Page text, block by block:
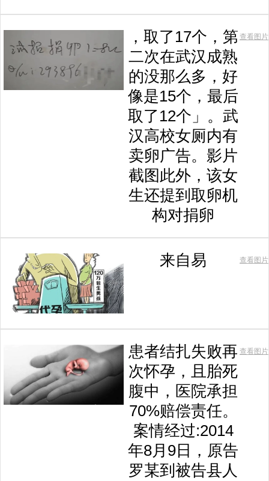
，取了17个，第
二次在武汉成熟
的没那么多，好
像是15个，最后
取了12个」。武
汉高校女厕内有
卖卵广告。影片
截图此外，该女
生还提到取卵机
构对捐卵
查看图片
来自易 查看图片
患者结扎失败再
次怀孕，且胎死
腹中，医院承担
70%赔偿责任。
案情经过:2014
年8月9日，原告
罗某到被告县人
查看图片